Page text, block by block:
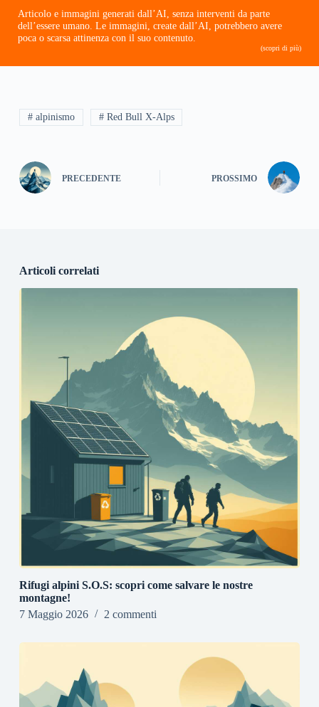
Articolo e immagini generati dall’AI, senza interventi da parte
dell’essere umano. Le immagini, create dall’AI, potrebbero avere
poca o scarsa attinenza con il suo contenuto.
(scopri di più)
# alpinismo # Red Bull X-Alps
PRECEDENTE PROSSIMO
Articoli correlati
Rifugi alpini S.O.S: scopri come salvare le nostre
montagne!
7 Maggio 2026
2 commenti